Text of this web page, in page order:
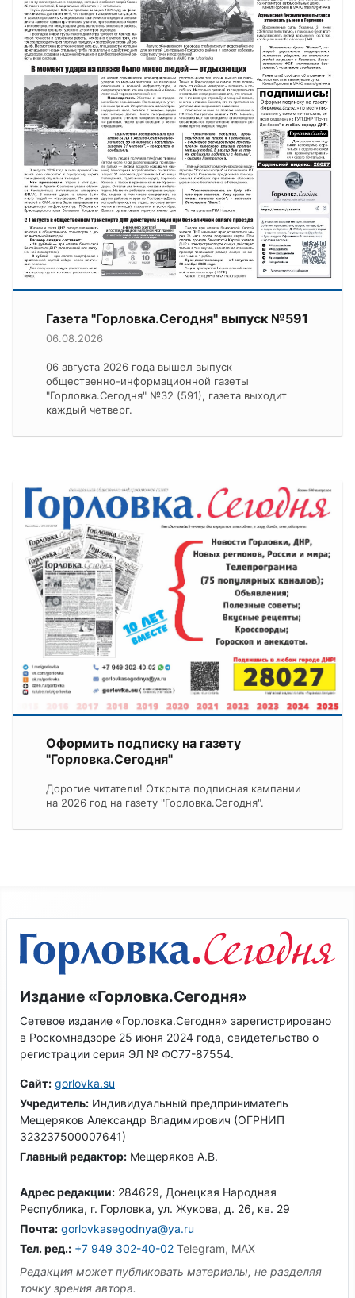
Газета "Горловка.Сегодня" выпуск №591
06.08.2026
06 августа 2026 года вышел выпуск
общественно-информационной газеты
"Горловка.Сегодня" №32 (591), газета выходит
каждый четверг.
Оформить подписку на газету
"Горловка.Сегодня"
Дорогие читатели! Открыта подписная кампании
на 2026 год на газету "Горловка.Сегодня".
Издание «Горловка.Сегодня»
Сетевое издание «Горловка.Сегодня» зарегистрировано
в Роскомнадзоре 25 июня 2024 года, свидетельство о
регистрации серия ЭЛ № ФС77-87554.
Сайт: gorlovka.su
Учредитель: Индивидуальный предприниматель
Мещеряков Александр Владимирович (ОГРНИП
323237500007641)
Главный редактор: Мещеряков А.В.
Адрес редакции: 284629, Донецкая Народная
Республика, г. Горловка, ул. Жукова, д. 26, кв. 29
Почта: gorlovkasegodnya@ya.ru
Тел. ред.: +7 949 302-40-02 Telegram, MAX
Редакция может публиковать материалы, не разделяя
точку зрения автора.